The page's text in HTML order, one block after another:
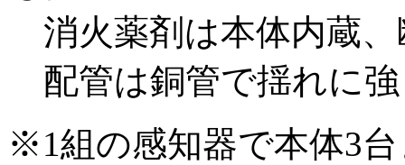
消火薬剤は本体内蔵
配管は銅管で揺れに
※1組の感知器で本体3